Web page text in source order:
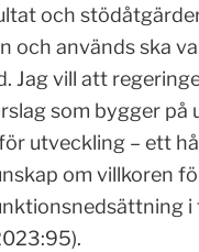
och
och används ska
Jag vill att
som bygger på
utveckling – ett
om villkoren
i